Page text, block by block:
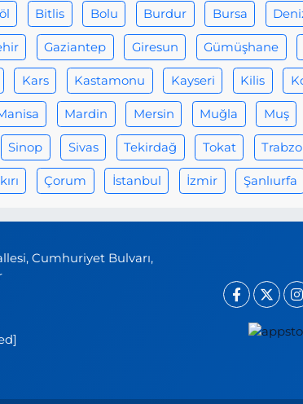
Bitlis Bolu Burdur Bursa
Gaziantep Giresun Gümüşhane
Kars Kastamonu Kayseri Kilis
Mardin Mersin Muğla Muş
Sinop Sivas Tekirdağ Tokat
Çorum İstanbul İzmir Şanlıurfa
Cumhuriyet Bulvarı,